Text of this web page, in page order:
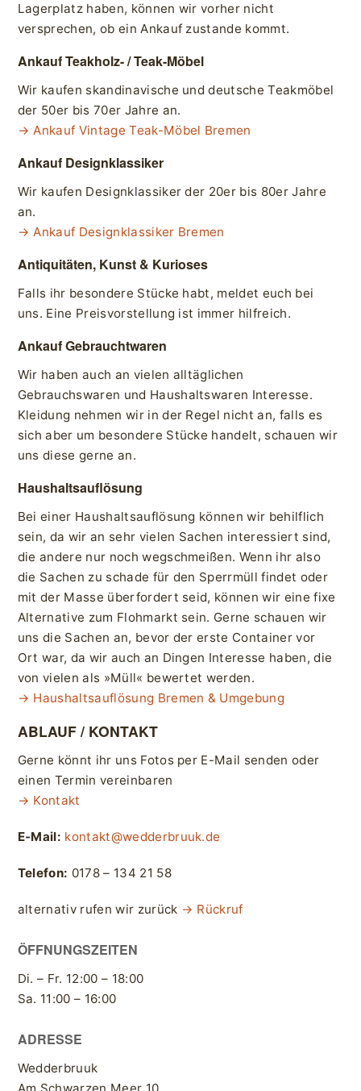
Lagerplatz haben, können wir vorher nicht
versprechen, ob ein Ankauf zustande kommt.
Ankauf Teakholz- / Teak-Möbel
Wir kaufen skandinavische und deutsche Teakmöbel
der 50er bis 70er Jahre an.
→ Ankauf Vintage Teak-Möbel Bremen
Ankauf Designklassiker
Wir kaufen Designklassiker der 20er bis 80er Jahre
an.
→ Ankauf Designklassiker Bremen
Antiquitäten, Kunst & Kurioses
Falls ihr besondere Stücke habt, meldet euch bei
uns. Eine Preisvorstellung ist immer hilfreich.
Ankauf Gebrauchtwaren
Wir haben auch an vielen alltäglichen
Gebrauchswaren und Haushaltswaren Interesse.
Kleidung nehmen wir in der Regel nicht an, falls es
sich aber um besondere Stücke handelt, schauen wir
uns diese gerne an.
Haushaltsauflösung
Bei einer Haushaltsauflösung können wir behilflich
sein, da wir an sehr vielen Sachen interessiert sind,
die andere nur noch wegschmeißen. Wenn ihr also
die Sachen zu schade für den Sperrmüll findet oder
mit der Masse überfordert seid, können wir eine fixe
Alternative zum Flohmarkt sein. Gerne schauen wir
uns die Sachen an, bevor der erste Container vor
Ort war, da wir auch an Dingen Interesse haben, die
von vielen als »Müll« bewertet werden.
→ Haushaltsauflösung Bremen & Umgebung
ABLAUF / KONTAKT
Gerne könnt ihr uns Fotos per E-Mail senden oder
einen Termin vereinbaren
→ Kontakt
E-Mail: kontakt@wedderbruuk.de
Telefon: 0178 – 134 21 58
alternativ rufen wir zurück → Rückruf
ÖFFNUNGSZEITEN
Di. – Fr. 12:00 – 18:00
Sa. 11:00 – 16:00
ADRESSE
Wedderbruuk